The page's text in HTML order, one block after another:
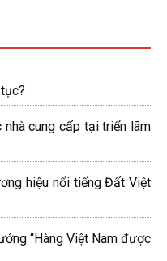
cung cấp tại triển lãm
hiệu nổi tiếng Đất Việt
“Hàng Việt Nam được